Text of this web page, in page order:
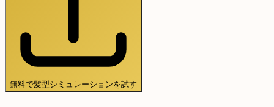
無料で髪型シミュレーションを試す